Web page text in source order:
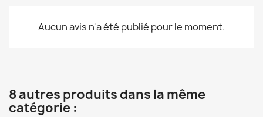
Aucun avis n'a été publié pour le moment.
8 autres produits dans la même
catégorie :